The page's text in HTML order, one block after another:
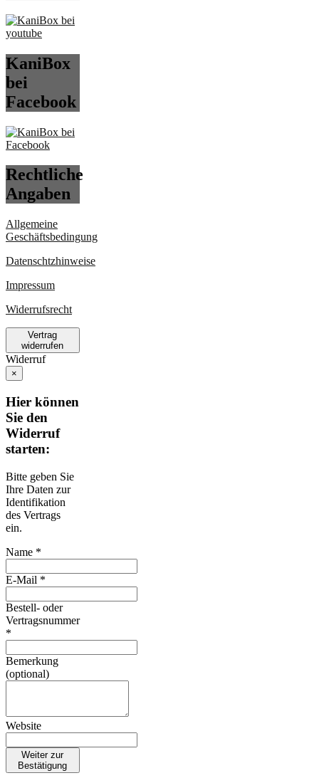
KaniBox
bei
Facebook
Rechtliche
Angaben
Allgemeine
Geschäftsbedingung
Datenschtzhinweise
Impressum
Widerrufsrecht
Vertrag
widerrufen
Widerruf
×
Hier können
Sie den
Widerruf
starten:
Bitte geben Sie
Ihre Daten zur
Identifikation
des Vertrags
ein.
Name *
E-Mail *
Bestell- oder
Vertragsnummer
*
Bemerkung
(optional)
Website
Weiter zur
Bestätigung